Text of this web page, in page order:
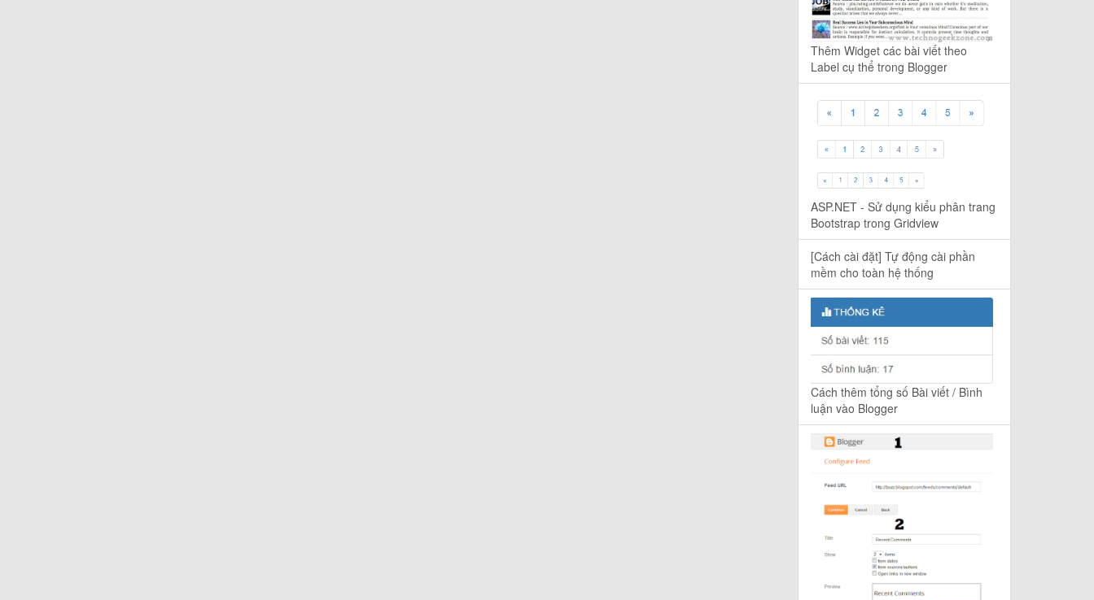
Thêm Widget các bài viết theo
Label cụ thể trong Blogger
ASP.NET - Sử dụng kiểu phân trang
Bootstrap trong Gridview
[Cách cài đặt] Tự động cài phần
mềm cho toàn hệ thống
Cách thêm tổng số Bài viết / Bình
luận vào Blogger